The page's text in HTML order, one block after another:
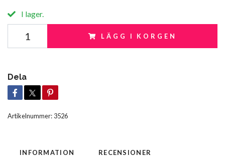
I lager.
LÄGG I KORGEN
Dela
Artikelnummer: 3526
INFORMATION RECENSIONER